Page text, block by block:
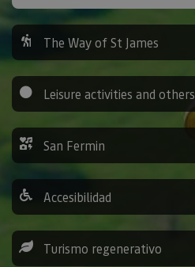
The Way of St James
Leisure activities and others
San Fermin
Accesibilidad
Turismo regenerativo